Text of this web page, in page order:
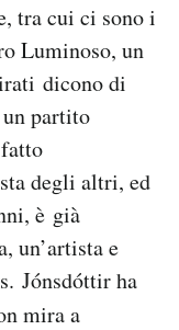
tra cui ci sono i
Luminoso, un
dicono di
un partito
degli altri, ed
è già
un’artista e
Jónsdóttir ha
mira a